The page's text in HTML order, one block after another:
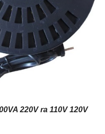
220V ra 110V 120V